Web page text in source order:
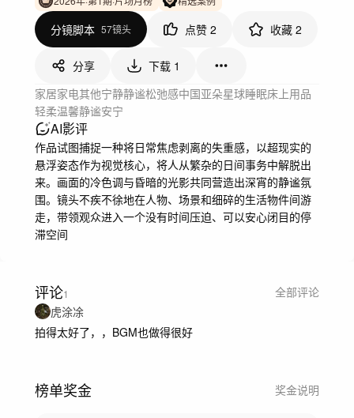
分镜脚本 57镜头 点赞 2 收藏 2
分享 下载 1
家居家电其他宁静静谧松弛感中国亚朵星球睡眠床上用品
轻柔温馨静谧安宁
AI影评
作品试图捕捉一种将日常焦虑剥离的失重感，以超现实的
悬浮姿态作为视觉核心，将人从繁杂的日间事务中解脱出
来。画面的冷色调与昏暗的光影共同营造出深宵的静谧氛
围。镜头不疾不徐地在人物、场景和细碎的生活物件间游
走，带领观众进入一个没有时间压迫、可以安心闭目的停
滞空间
评论1
全部评论
虎涂凃
拍得太好了，，BGM也做得很好
榜单奖金 奖金说明